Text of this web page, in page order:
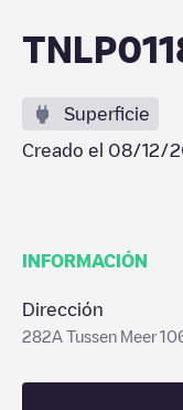
Superficie
Creado el 08/12/
INFORMACIÓN
Dirección
282A Tussen Meer